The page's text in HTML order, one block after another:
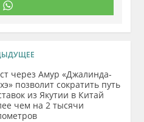
через Амур «Джалинда-
позволит сократить путь
из Якутии в Китай
чем на 2 тысячи